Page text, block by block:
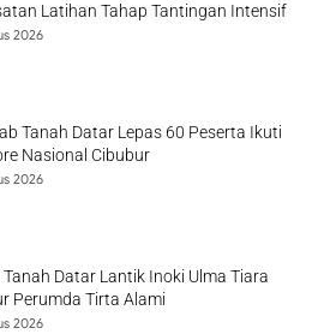
Latihan Tahap Tantingan Intensif
2026
Tanah Datar Lepas 60 Peserta Ikuti
Nasional Cibubur
2026
Datar Lantik Inoki Ulma Tiara
Perumda Tirta Alami
2026